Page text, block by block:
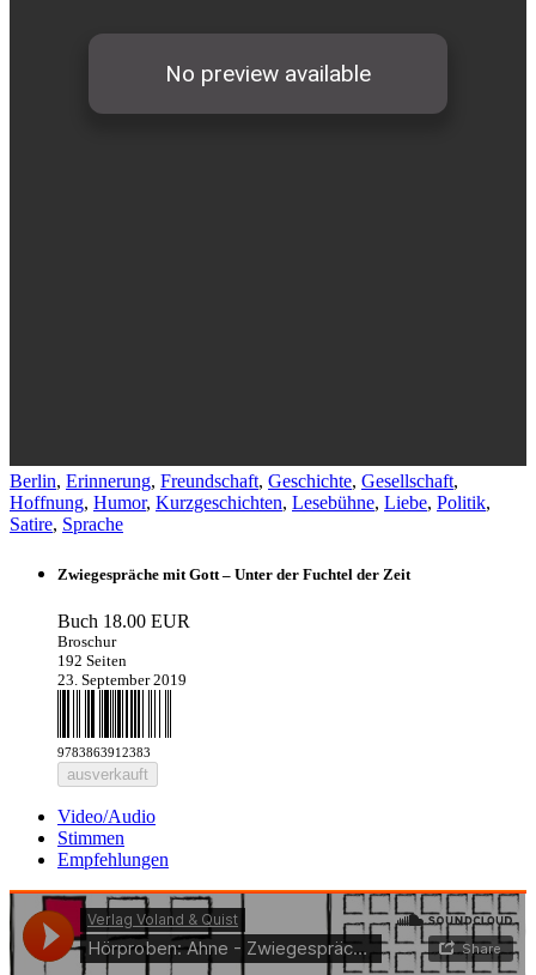
Berlin, Erinnerung, Freundschaft, Geschichte, Gesellschaft,
Hoffnung, Humor, Kurzgeschichten, Lesebühne, Liebe, Politik,
Satire, Sprache
Zwiegespräche mit Gott – Unter der Fuchtel der Zeit
Buch 18.00 EUR
Broschur
192 Seiten
23. September 2019
9783863912383
ausverkauft
Video/Audio
Stimmen
Empfehlungen